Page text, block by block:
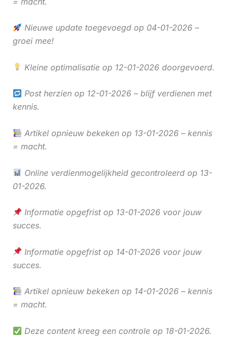
Nieuwe update toegevoegd op 04-01-2026 –
groei mee!
Kleine optimalisatie op 12-01-2026 doorgevoerd.
Post herzien op 12-01-2026 – blijf verdienen met
kennis.
Artikel opnieuw bekeken op 13-01-2026 – kennis
= macht.
Online verdienmogelijkheid gecontroleerd op 13-
01-2026.
Informatie opgefrist op 13-01-2026 voor jouw
succes.
Informatie opgefrist op 14-01-2026 voor jouw
succes.
Artikel opnieuw bekeken op 14-01-2026 – kennis
= macht.
Deze content kreeg een controle op 18-01-2026.